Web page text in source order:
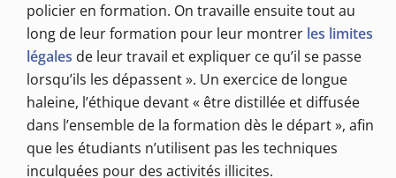
policier en formation. On travaille ensuite tout au
long de leur formation pour leur montrer les limites
légales de leur travail et expliquer ce qu’il se passe
lorsqu’ils les dépassent ». Un exercice de longue
haleine, l’éthique devant « être distillée et diffusée
dans l’ensemble de la formation dès le départ », afin
que les étudiants n’utilisent pas les techniques
inculquées pour des activités illicites.